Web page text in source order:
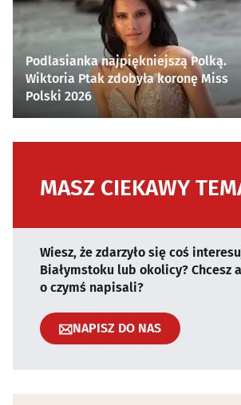
Podlasianka najpiękniejszą Polką.
Wiktoria Ptak zdobyła koronę Miss
Polski 2026
MASZ CIEKAWY
Wiesz, że zdarzyło się coś
Białymstoku lub okolicy? Chcesz
o czymś napisali?
NAPISZ DO NAS